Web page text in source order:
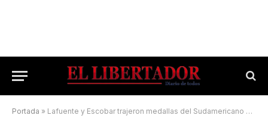
Portada » Lafuente y Escobar trajeron medallas del Sudamericano Escolar